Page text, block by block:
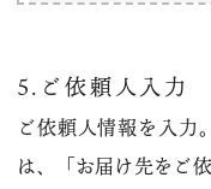
5.ご依頼人入力
ご依頼人情報を入力
は、「お届け先をご